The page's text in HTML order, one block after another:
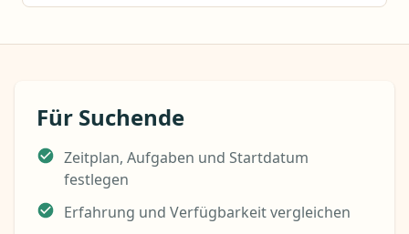
Für Suchende
Zeitplan, Aufgaben und Startdatum
festlegen
Erfahrung und Verfügbarkeit vergleichen